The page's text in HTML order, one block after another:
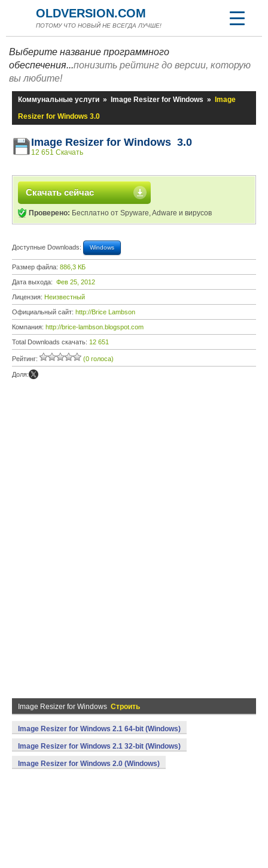
OLDVERSION.COM
ПОТОМУ ЧТО НОВЫЙ НЕ ВСЕГДА ЛУЧШЕ!
Выберите название программного
обеспечения...понизить рейтинг до версии, которую
вы любите!
Коммунальные услуги » Image Resizer for Windows »
Image
Resizer for Windows 3.0
Image Resizer for Windows 3.0
12 651 Скачать
Скачать сейчас
Проверено: Бесплатно от Spyware, Adware и вирусов
Доступные Downloads: Windows
Размер файла: 886,3 КБ
Дата выхода: Фев 25, 2012
Лицензия: Неизвестный
Официальный сайт: http://Brice Lambson
Компания: http://brice-lambson.blogspot.com
Total Downloads скачать: 12 651
Рейтинг: (0 голоса)
Доля:
Image Resizer for Windows Строить
Image Resizer for Windows 2.1 64-bit (Windows)
Image Resizer for Windows 2.1 32-bit (Windows)
Image Resizer for Windows 2.0 (Windows)